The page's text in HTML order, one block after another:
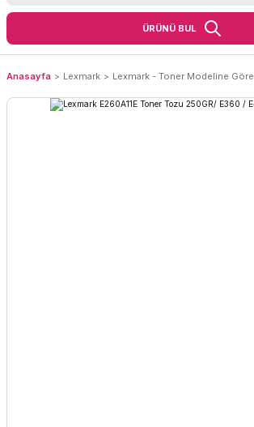
ÜRÜNÜ BUL
Anasayfa Lexmark Lexmark - Toner Modeline Göre